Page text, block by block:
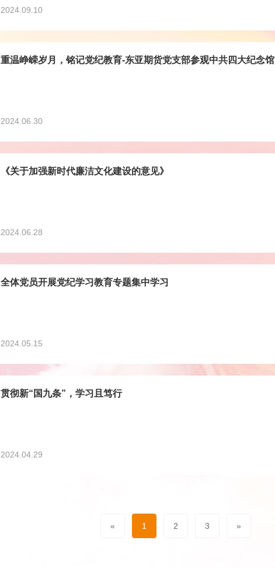
2024.09.10
重温峥嵘岁月，铭记党纪教育-东亚期货党支部参观中共四大纪念馆
2024.06.30
《关于加强新时代廉洁文化建设的意见》
2024.06.28
全体党员开展党纪学习教育专题集中学习
2024.05.15
贯彻新“国九条”，学习且笃行
2024.04.29
« 1 2 3 »